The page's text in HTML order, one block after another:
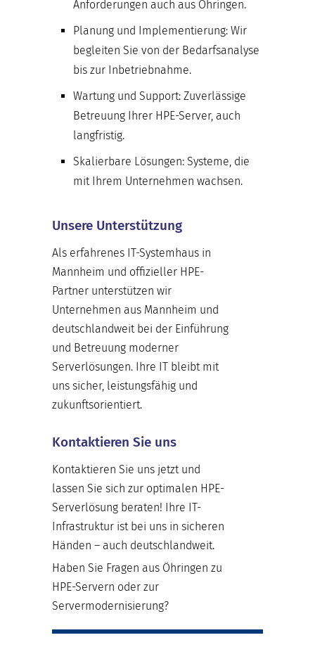
Anforderungen auch aus Öhringen.
Planung und Implementierung: Wir
begleiten Sie von der Bedarfsanalyse
bis zur Inbetriebnahme.
Wartung und Support: Zuverlässige
Betreuung Ihrer HPE-Server, auch
langfristig.
Skalierbare Lösungen: Systeme, die
mit Ihrem Unternehmen wachsen.
Unsere Unterstützung
Als erfahrenes IT-Systemhaus in
Mannheim und offizieller HPE-
Partner unterstützen wir
Unternehmen aus Mannheim und
deutschlandweit bei der Einführung
und Betreuung moderner
Serverlösungen. Ihre IT bleibt mit
uns sicher, leistungsfähig und
zukunftsorientiert.
Kontaktieren Sie uns
Kontaktieren Sie uns jetzt und
lassen Sie sich zur optimalen HPE-
Serverlösung beraten! Ihre IT-
Infrastruktur ist bei uns in sicheren
Händen – auch deutschlandweit.
Haben Sie Fragen aus Öhringen zu
HPE-Servern oder zur
Servermodernisierung?